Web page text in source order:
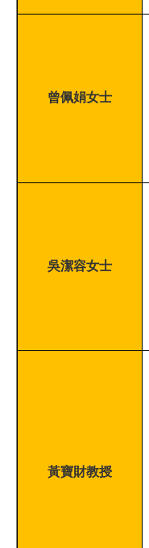
曾佩娟女士
吳潔容女士
黃寶財教授